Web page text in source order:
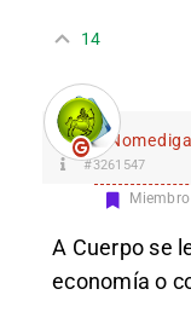
14
#3261547
A Cuerpo se
economía o